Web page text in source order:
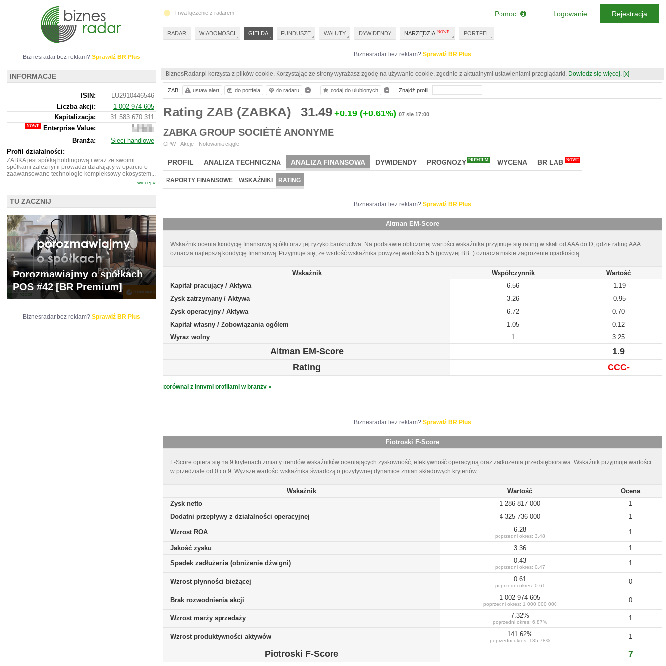
Biznesradar bez reklam? Sprawdź BR Plus
BiznesRadar.pl korzysta z plików cookie. Korzystając ze strony wyrażasz zgodę na używanie cookie, zgodnie z aktualnymi ustawieniami przeglądarki. Dowiedz się więcej. [x]
Rating ZAB (ZABKA) 31.49 +0.19 (+0.61%) 07 sie 17:00
ZABKA GROUP SOCIÉTÉ ANONYME
GPW - Akcje - Notowania ciągłe
PROFIL ANALIZA TECHNICZNA ANALIZA FINANSOWA DYWIDENDY PROGNOZY PREMIUM WYCENA BR LAB NOWE
RAPORTY FINANSOWE WSKAŹNIKI RATING
Biznesradar bez reklam? Sprawdź BR Plus
Altman EM-Score
Wskaźnik ocenia kondycję finansową spółki oraz jej ryzyko bankructwa. Na podstawie obliczonej wartości wskaźnika przyjmuje się rating w skali od AAA do D, gdzie rating AAA
oznacza najlepszą kondycję finansową. Przyjmuje się, że wartość wskaźnika powyżej wartości 5.5 (powyżej BB+) oznacza niskie zagrożenie upadłością.
Wskaźnik Współczynnik
Wartość
Kapitał pracujący / Aktywa
6.56
-1.19
Zysk zatrzymany / Aktywa
3.26
-0.95
Zysk operacyjny / Aktywa
6.72
0.70
Kapitał własny / Zobowiązania ogółem
1.05
0.12
Wyraz wolny
1 3.25
Altman EM-Score
1.9
Rating
CCC-
porównaj z innymi profilami w branży »
Biznesradar bez reklam? Sprawdź BR Plus
Piotroski F-Score
F-Score opiera się na 9 kryteriach zmiany trendów wskaźników oceniających zyskowność, efektywność operacyjną oraz zadłużenia przedsiębiorstwa. Wskaźnik przyjmuje wartości
w przedziale od 0 do 9. Wyższe wartości wskaźnika świadczą o pozytywnej dynamice zmian składowych kryteriów.
Wskaźnik Wartość
Ocena
Zysk netto
1 286 817 000
1
Dodatni przepływy z działalności operacyjnej
4 325 736 000 1
Wzrost ROA 6.28
poprzedni okres: 3.48
1
Jakość zysku 3.36 1
Spadek zadłużenia (obniżenie dźwigni) 0.43
poprzedni okres: 0.47
1
Wzrost płynności bieżącej 0.61
poprzedni okres: 0.61
0
Brak rozwodnienia akcji 1 002 974 605
poprzedni okres: 1 000 000 000
0
Wzrost marży sprzedaży 7.32%
poprzedni okres: 6.87%
1
Wzrost produktywności aktywów 141.62%
poprzedni okres: 135.78%
1
Piotroski F-Score 7
ZAB: ustaw alert do portfela do radaru dodaj do ulubionych Znajdź profil:
Biznesradar bez reklam? Sprawdź BR Plus
INFORMACJE
ISIN:
LU2910446546
Liczba akcji:
1 002 974 605
Kapitalizacja:
31 583 670 311
Enterprise Value:
39
557
266 311
Branża:
Sieci handlowe
Profil działalności:
ŻABKA jest spółką holdingową i wraz ze swoimi
spółkami zależnymi prowadzi działający w oparciu o
zaawansowane technologie kompleksowy ekosystem...
więcej »
TU ZACZNIJ
Porozmawiajmy o spółkach
POS #42 [BR Premium]
Biznesradar bez reklam? Sprawdź BR Plus
Trwa łączenie z radarem
RADAR WIADOMOŚCI GIEŁDA FUNDUSZE WALUTY DYWIDENDY NARZĘDZIA PORTFEL
Pomoc Logowanie Rejestracja